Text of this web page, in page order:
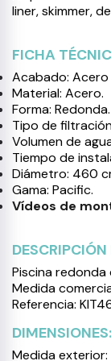
liner, skimmer,
FICHA
Acabado:
Material: Acero.
Forma: Redonda.
Tipo de
Volumen de
Tiempo de
Diámetro: 460
Gama: Pacific.
Vídeos de
Piscina
Medida
Referencia:
DIMENSIONES:
Medida